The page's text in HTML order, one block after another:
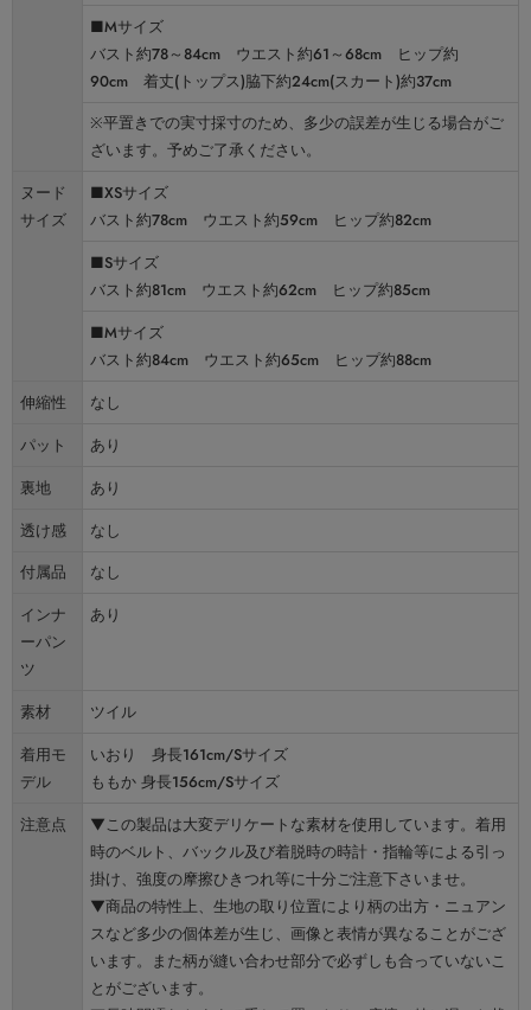
■Mサイズ
バスト約78～84cm ウエスト約61～68cm ヒップ約
90cm 着丈(トップス)脇下約24cm(スカート)約37cm
※平置きでの実寸採寸のため、多少の誤差が生じる場合がご
ざいます。予めご了承ください。
ヌード
サイズ
■XSサイズ
バスト約78cm ウエスト約59cm ヒップ約82cm
■Sサイズ
バスト約81cm ウエスト約62cm ヒップ約85cm
■Mサイズ
バスト約84cm ウエスト約65cm ヒップ約88cm
伸縮性
なし
パット
あり
裏地
あり
透け感
なし
付属品
なし
インナ
ーパン
ツ
あり
素材
ツイル
着用モ
デル
いおり 身長161cm/Sサイズ
ももか 身長156cm/Sサイズ
注意点
▼この製品は大変デリケートな素材を使用しています。着用
時のベルト、バックル及び着脱時の時計・指輪等による引っ
掛け、強度の摩擦ひきつれ等に十分ご注意下さいませ。
▼商品の特性上、生地の取り位置により柄の出方・ニュアン
スなど多少の個体差が生じ、画像と表情が異なることがござ
います。また柄が縫い合わせ部分で必ずしも合っていないこ
とがございます。